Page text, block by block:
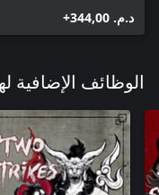
د.م.‏ 344,00+
الوظائف الإضافية